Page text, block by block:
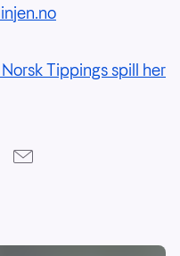
Tippings spill her